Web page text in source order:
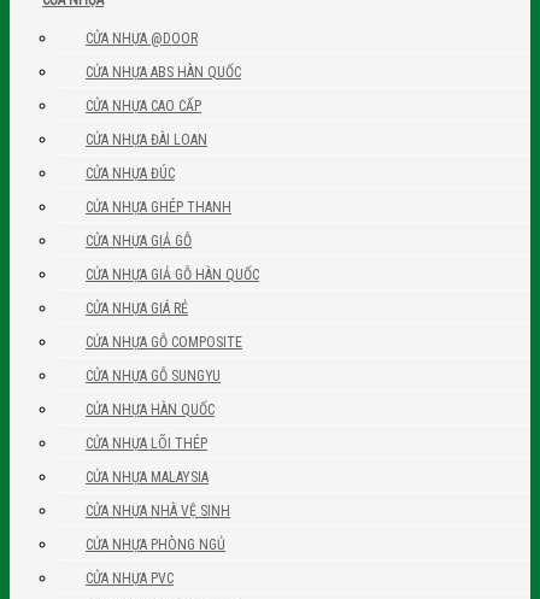
CỬA NHỰA @DOOR
CỬA NHỰA ABS HÀN QUỐC
CỬA NHỰA CAO CẤP
CỬA NHỰA ĐÀI LOAN
CỬA NHỰA ĐÚC
CỬA NHỰA GHÉP THANH
CỬA NHỰA GIẢ GỖ
CỬA NHỰA GIẢ GỖ HÀN QUỐC
CỬA NHỰA GIÁ RẺ
CỬA NHỰA GỖ COMPOSITE
CỬA NHỰA GỖ SUNGYU
CỬA NHỰA HÀN QUỐC
CỬA NHỰA LÕI THÉP
CỬA NHỰA MALAYSIA
CỬA NHỰA NHÀ VỆ SINH
CỬA NHỰA PHÒNG NGỦ
CỬA NHỰA PVC